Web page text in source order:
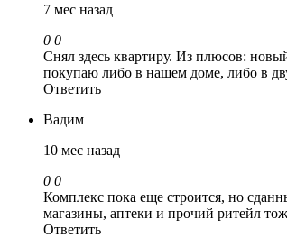
7 мес назад
0 0
Снял здесь квартиру. Из плюсов:
покупаю либо в нашем доме, либо в
Ответить
Вадим
10 мес назад
0 0
Комплекс пока еще строится, но
магазины, аптеки и прочий ритейл
Ответить